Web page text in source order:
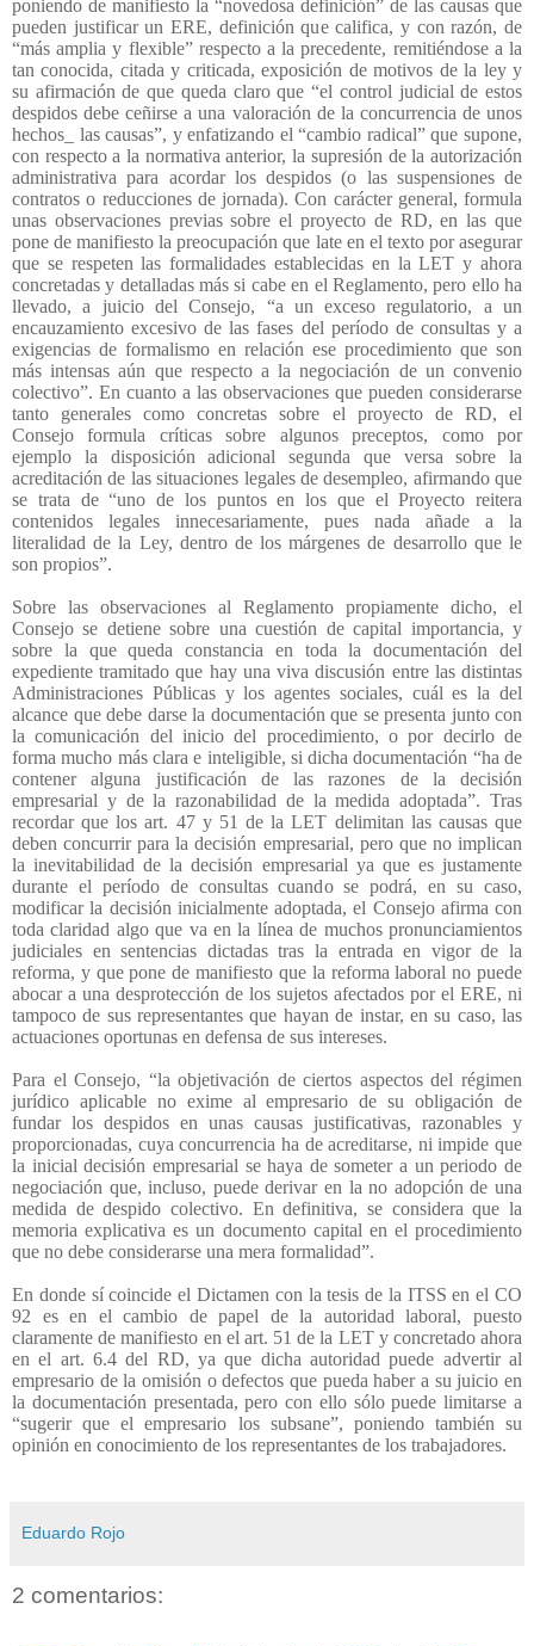
poniendo de manifiesto la “novedosa definición” de las causas que
pueden justificar un ERE, definición que califica, y con razón, de
“más amplia y flexible” respecto a la precedente, remitiéndose a la
tan conocida, citada y criticada, exposición de motivos de la ley y
su afirmación de que queda claro que “el control judicial de estos
despidos debe ceñirse a una valoración de la concurrencia de unos
hechos_ las causas”, y enfatizando el “cambio radical” que supone,
con respecto a la normativa anterior, la supresión de la autorización
administrativa para acordar los despidos (o las suspensiones de
contratos o reducciones de jornada). Con carácter general, formula
unas observaciones previas sobre el proyecto de RD, en las que
pone de manifiesto la preocupación que late en el texto por asegurar
que se respeten las formalidades establecidas en la LET y ahora
concretadas y detalladas más si cabe en el Reglamento, pero ello ha
llevado, a juicio del Consejo, “a un exceso regulatorio, a un
encauzamiento excesivo de las fases del período de consultas y a
exigencias de formalismo en relación ese procedimiento que son
más intensas aún que respecto a la negociación de un convenio
colectivo”. En cuanto a las observaciones que pueden considerarse
tanto generales como concretas sobre el proyecto de RD, el
Consejo formula críticas sobre algunos preceptos, como por
ejemplo la disposición adicional segunda que versa sobre la
acreditación de las situaciones legales de desempleo, afirmando que
se trata de “uno de los puntos en los que el Proyecto reitera
contenidos legales innecesariamente, pues nada añade a la
literalidad de la Ley, dentro de los márgenes de desarrollo que le
son propios”.
Sobre las observaciones al Reglamento propiamente dicho, el
Consejo se detiene sobre una cuestión de capital importancia, y
sobre la que queda constancia en toda la documentación del
expediente tramitado que hay una viva discusión entre las distintas
Administraciones Públicas y los agentes sociales, cuál es la del
alcance que debe darse la documentación que se presenta junto con
la comunicación del inicio del procedimiento, o por decirlo de
forma mucho más clara e inteligible, si dicha documentación “ha de
contener alguna justificación de las razones de la decisión
empresarial y de la razonabilidad de la medida adoptada”. Tras
recordar que los art. 47 y 51 de la LET delimitan las causas que
deben concurrir para la decisión empresarial, pero que no implican
la inevitabilidad de la decisión empresarial ya que es justamente
durante el período de consultas cuando se podrá, en su caso,
modificar la decisión inicialmente adoptada, el Consejo afirma con
toda claridad algo que va en la línea de muchos pronunciamientos
judiciales en sentencias dictadas tras la entrada en vigor de la
reforma, y que pone de manifiesto que la reforma laboral no puede
abocar a una desprotección de los sujetos afectados por el ERE, ni
tampoco de sus representantes que hayan de instar, en su caso, las
actuaciones oportunas en defensa de sus intereses.
Para el Consejo, “la objetivación de ciertos aspectos del régimen
jurídico aplicable no exime al empresario de su obligación de
fundar los despidos en unas causas justificativas, razonables y
proporcionadas, cuya concurrencia ha de acreditarse, ni impide que
la inicial decisión empresarial se haya de someter a un periodo de
negociación que, incluso, puede derivar en la no adopción de una
medida de despido colectivo. En definitiva, se considera que la
memoria explicativa es un documento capital en el procedimiento
que no debe considerarse una mera formalidad”.
En donde sí coincide el Dictamen con la tesis de la ITSS en el CO
92 es en el cambio de papel de la autoridad laboral, puesto
claramente de manifiesto en el art. 51 de la LET y concretado ahora
en el art. 6.4 del RD, ya que dicha autoridad puede advertir al
empresario de la omisión o defectos que pueda haber a su juicio en
la documentación presentada, pero con ello sólo puede limitarse a
“sugerir que el empresario los subsane”, poniendo también su
opinión en conocimiento de los representantes de los trabajadores.
Eduardo Rojo
2 comentarios: